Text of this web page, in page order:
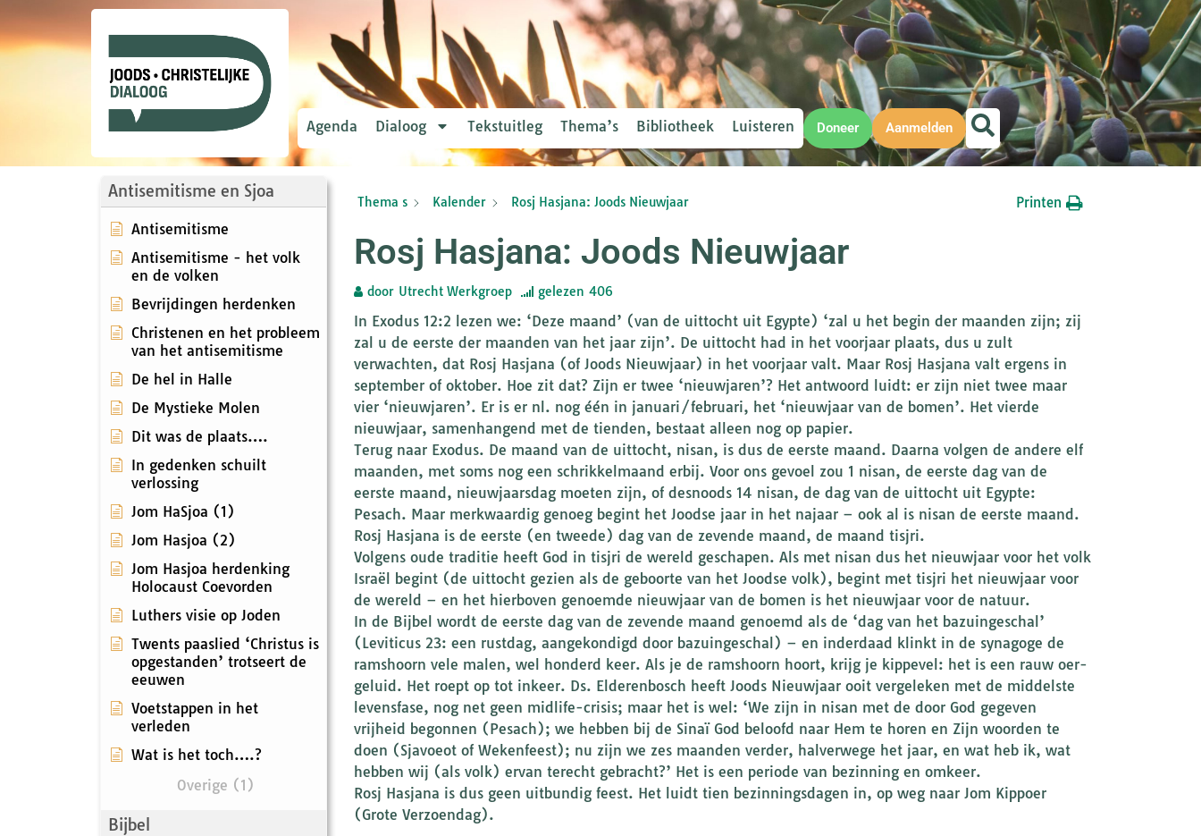
Agenda Dialoog Tekstuitleg Thema’s Bibliotheek Luisteren Doneer Aanmelden
Antisemitisme en Sjoa
Antisemitisme
Antisemitisme - het volk
en de volken
Bevrijdingen herdenken
Christenen en het probleem
van het antisemitisme
De hel in Halle
De Mystieke Molen
Dit was de plaats….
In gedenken schuilt
verlossing
Jom HaSjoa (1)
Jom Hasjoa (2)
Jom Hasjoa herdenking
Holocaust Coevorden
Luthers visie op Joden
Twents paaslied ‘Christus is
opgestanden’ trotseert de
eeuwen
Voetstappen in het
verleden
Wat is het toch….?
Overige (1)
Bijbel
Thema s Kalender Rosj Hasjana: Joods Nieuwjaar Printen
Rosj Hasjana: Joods Nieuwjaar
door Utrecht Werkgroep gelezen 406
In Exodus 12:2 lezen we: ‘Deze maand’ (van de uittocht uit Egypte) ‘zal u het begin der maanden zijn; zij
zal u de eerste der maanden van het jaar zijn’. De uittocht had in het voorjaar plaats, dus u zult
verwachten, dat Rosj Hasjana (of Joods Nieuwjaar) in het voorjaar valt. Maar Rosj Hasjana valt ergens in
september of oktober. Hoe zit dat? Zijn er twee ‘nieuwjaren’? Het antwoord luidt: er zijn niet twee maar
vier ‘nieuwjaren’. Er is er nl. nog één in januari/februari, het ‘nieuwjaar van de bomen’. Het vierde
nieuwjaar, samenhangend met de tienden, bestaat alleen nog op papier.
Terug naar Exodus. De maand van de uittocht, nisan, is dus de eerste maand. Daarna volgen de andere elf
maanden, met soms nog een schrikkelmaand erbij. Voor ons gevoel zou 1 nisan, de eerste dag van de
eerste maand, nieuwjaarsdag moeten zijn, of desnoods 14 nisan, de dag van de uittocht uit Egypte:
Pesach. Maar merkwaardig genoeg begint het Joodse jaar in het najaar – ook al is nisan de eerste maand.
Rosj Hasjana is de eerste (en tweede) dag van de zevende maand, de maand tisjri.
Volgens oude traditie heeft God in tisjri de wereld geschapen. Als met nisan dus het nieuwjaar voor het volk
Israël begint (de uittocht gezien als de geboorte van het Joodse volk), begint met tisjri het nieuwjaar voor
de wereld – en het hierboven genoemde nieuwjaar van de bomen is het nieuwjaar voor de natuur.
In de Bijbel wordt de eerste dag van de zevende maand genoemd als de ‘dag van het bazuingeschal’
(Leviticus 23: een rustdag, aangekondigd door bazuingeschal) – en inderdaad klinkt in de synagoge de
ramshoorn vele malen, wel honderd keer. Als je de ramshoorn hoort, krijg je kippevel: het is een rauw oer-
geluid. Het roept op tot inkeer. Ds. Elderenbosch heeft Joods Nieuwjaar ooit vergeleken met de middelste
levensfase, nog net geen midlife-crisis; maar het is wel: ‘We zijn in nisan met de door God gegeven
vrijheid begonnen (Pesach); we hebben bij de Sinaï God beloofd naar Hem te horen en Zijn woorden te
doen (Sjavoeot of Wekenfeest); nu zijn we zes maanden verder, halverwege het jaar, en wat heb ik, wat
hebben wij (als volk) ervan terecht gebracht?’ Het is een periode van bezinning en omkeer.
Rosj Hasjana is dus geen uitbundig feest. Het luidt tien bezinningsdagen in, op weg naar Jom Kippoer
(Grote Verzoendag).